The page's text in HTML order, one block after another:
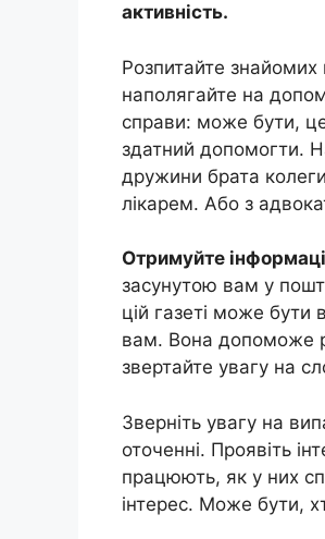
активність.
Розпитайте
наполягайте на
справи: може бути,
здатний допомогти.
дружини брата
лікарем. Або з
Отримуйте
засунутою вам у
цій газеті може
вам. Вона допоможе
звертайте увагу на
Зверніть увагу на
оточенні. Проявіть
працюють, як у них
інтерес. Може бути,